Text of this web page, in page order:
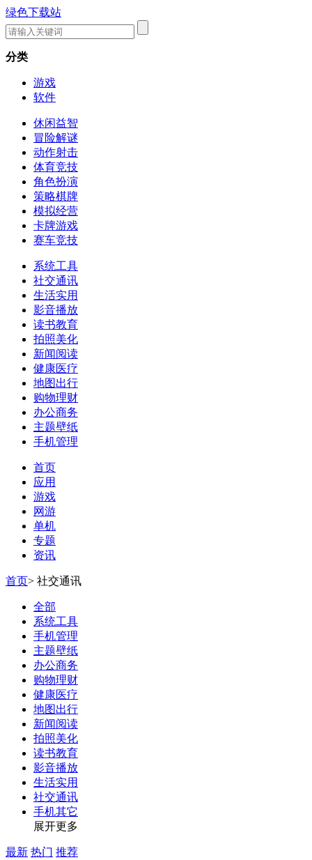
绿色下载站
分类
游戏
软件
休闲益智
冒险解谜
动作射击
体育竞技
角色扮演
策略棋牌
模拟经营
卡牌游戏
赛车竞技
系统工具
社交通讯
生活实用
影音播放
读书教育
拍照美化
新闻阅读
健康医疗
地图出行
购物理财
办公商务
主题壁纸
手机管理
首页
应用
游戏
网游
单机
专题
资讯
首页> 社交通讯
全部
系统工具
手机管理
主题壁纸
办公商务
购物理财
健康医疗
地图出行
新闻阅读
拍照美化
读书教育
影音播放
生活实用
社交通讯
手机其它
展开更多
最新 热门 推荐